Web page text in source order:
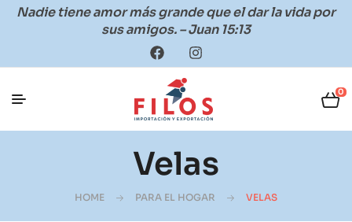
Nadie tiene amor más grande que el dar la vida por
sus amigos. – Juan 15:13
0
Velas
HOME PARA EL HOGAR VELAS